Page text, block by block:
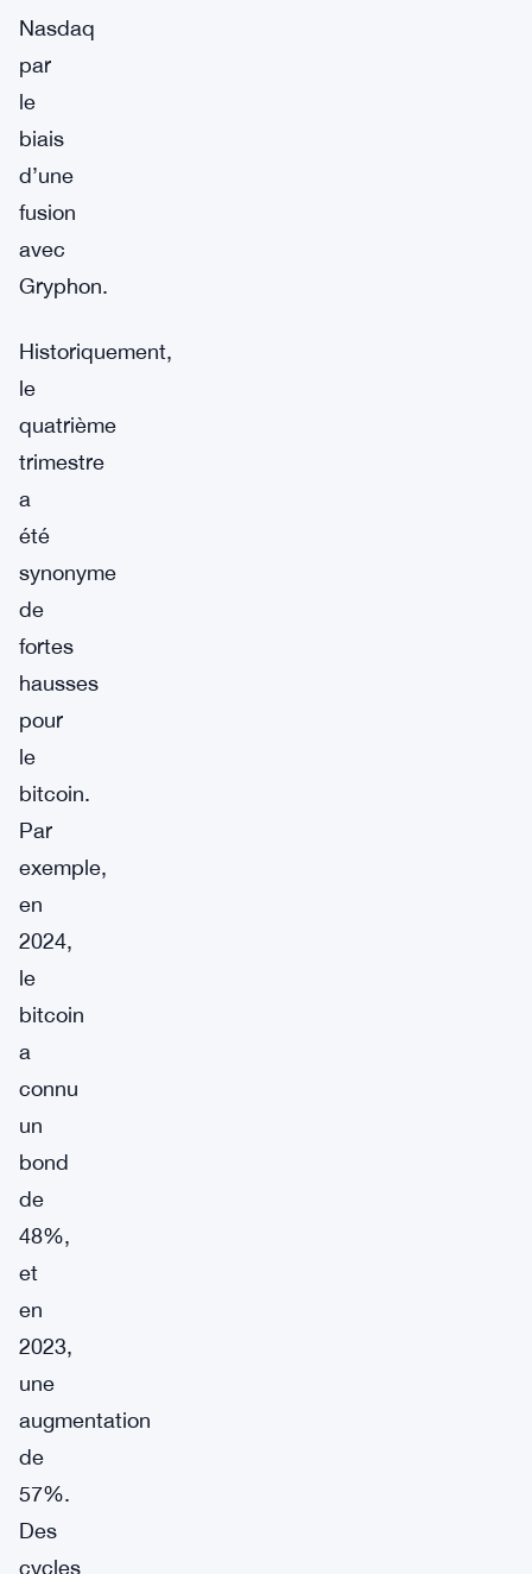
Nasdaq
par
le
biais
d’une
fusion
avec
Gryphon.
Historiquement,
le
quatrième
trimestre
a
été
synonyme
de
fortes
hausses
pour
le
bitcoin.
Par
exemple,
en
2024,
le
bitcoin
a
connu
un
bond
de
48%,
et
en
2023,
une
augmentation
de
57%.
Des
cycles